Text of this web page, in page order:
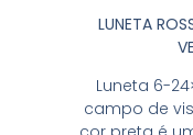
LUNETA
Luneta 6-
campo de